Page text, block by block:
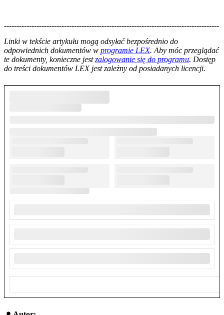
--------------------------------------------------------------------------------------
Linki w tekście artykułu mogą odsyłać bezpośrednio do
odpowiednich dokumentów w programie LEX. Aby móc przeglądać
te dokumenty, konieczne jestzalogowanie się do programu. Dostęp
do treści dokumentów LEX jest zależny od posiadanych licencji.